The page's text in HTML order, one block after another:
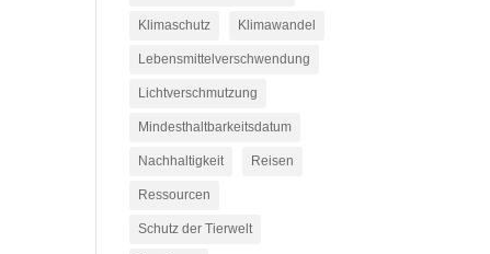
Klimaschutz Klimawandel
Lebensmittelverschwendung
Lichtverschmutzung
Mindesthaltbarkeitsdatum
Nachhaltigkeit Reisen
Ressourcen
Schutz der Tierwelt